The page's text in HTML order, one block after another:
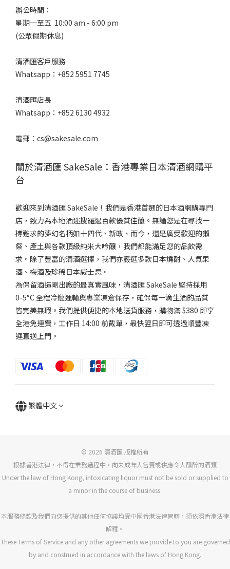
辦公時間：
星期一至五 10:00 am - 6:00 pm
(公眾假期休息)
清酒匯客戶服務
Whatsapp：+852 5951 7745
清酒匯店長
Whatsapp：+852 6130 4932
電郵：cs@sakesale.com
關於清酒匯 SakeSale：香港專業日本清酒網購平
台
歡迎來到清酒匯 SakeSale！我們是香港首選的日本酒網購專門
店，致力為本地酒迷搜羅過百款優質佳釀。無論您是在尋找一
樽難求的夢幻名柄如十四代、新政、而今，還是廣受歡迎的獺
祭、產土與各款頂級純米大吟釀，我們都能滿足您的品飲需
求。除了豐富的清酒選擇，我們亦嚴選多款日本燒酎、人氣果
酒、梅酒及珍稀日本威士忌。
為保留酒造剛出廠的最真實風味，清酒匯 SakeSale 堅持採用
0-5°C 全程冷鏈運輸與專業凍倉保存，確保每一滴生酒的品質
皆完美無瑕。我們提供便捷的本地送貨服務，購物滿 $380 即享
全港免運費，工作日 14:00 前截單，最快翌日即可透過順豐凍
運直送上門。
繁體中文
© 2026 清酒匯 版權所有
根據香港法律，不得在業務過程中，向未成年人售賣或供應令人醺醉的酒類
Under the law of Hong Kong, intoxicating liquor must not be sold or supplied to
a minor in the course of business.
本服務條款及我們向您提供的其他任何協議均受中國香港法律管轄，須依照香港法律
解釋。
These Terms of Service and any other agreements we provide to you are governed
by and construed in accordance with the laws of Hong Kong.